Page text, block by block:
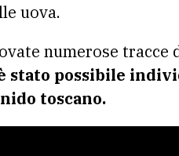
uova.
numerose tracce
stato possibile
toscano.